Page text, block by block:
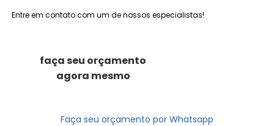
Entre em contato com um de nossos especialistas!
faça seu orçamento
agora mesmo
Faça seu orçamento por Whatsapp